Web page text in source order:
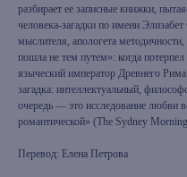
разбирает ее записные книжки,
человека-загадки по имени
мыслителя, апологета
пошла не тем путем»: когда
языческий император Древнего
загадка: интеллектуальный,
очередь — это исследование любви
романтической» (The Sydney
Перевод: Елена Петрова